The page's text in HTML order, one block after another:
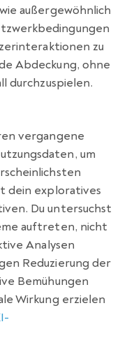
außergewöhnlich
zu
Abdeckung, ohne
durchzuspielen.
vergangene
um
dein exploratives
Du untersuchst
auftreten, nicht
Analysen
Reduzierung der
Bemühungen
Wirkung erzielen